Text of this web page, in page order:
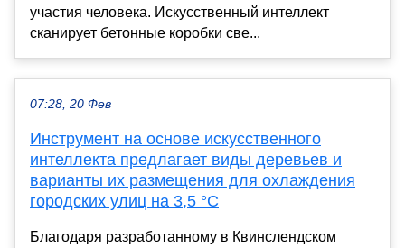
участия человека. Искусственный интеллект
сканирует бетонные коробки све...
07:28, 20 Фев
Инструмент на основе искусственного
интеллекта предлагает виды деревьев и
варианты их размещения для охлаждения
городских улиц на 3,5 °C
Благодаря разработанному в Квинслендском